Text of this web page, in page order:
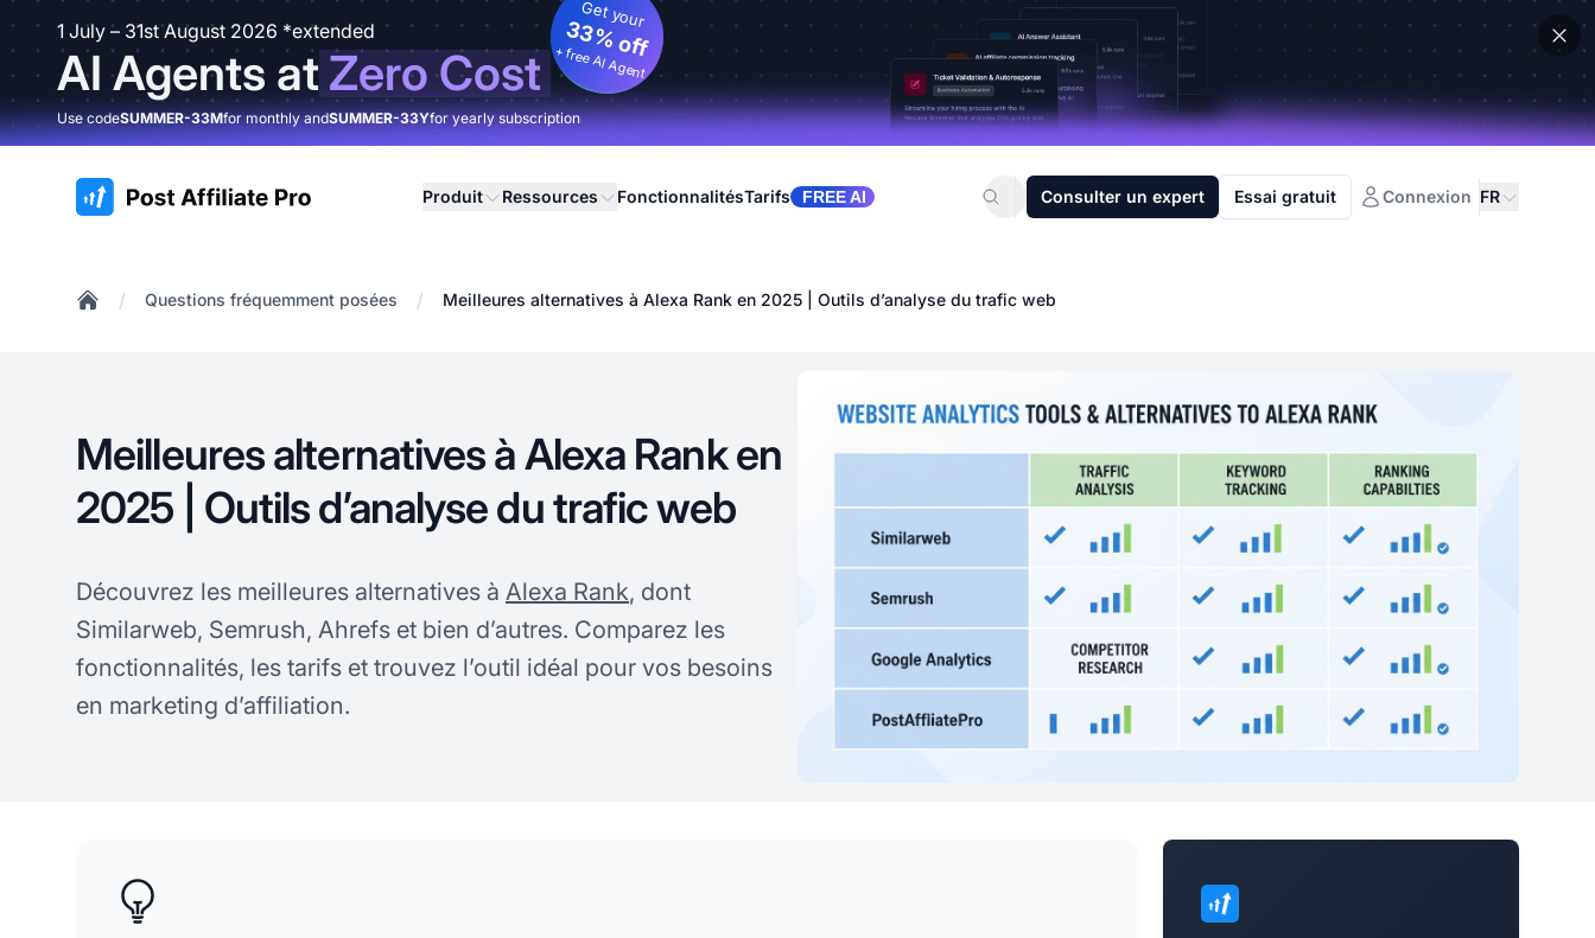
1 July – 31st August 2026 *extended
AI Agents atZero Cost
Get your
33% off
+ free AI Agent
Use codeSUMMER-33Mfor monthly andSUMMER-33Yfor yearly subscription
:site.title Produit Ressources FonctionnalitésTarifs FREE AI Consulter un expert Essai gratuit Connexion FR
/ Questions fréquemment posées / Meilleures alternatives à Alexa Rank en 2025 | Outils d’analyse du trafic web
Meilleures alternatives à Alexa Rank en
2025 | Outils d’analyse du trafic web
Découvrez les meilleures alternatives à Alexa Rank, dont
Similarweb, Semrush, Ahrefs et bien d’autres. Comparez les
fonctionnalités, les tarifs et trouvez l’outil idéal pour vos besoins
en marketing d’affiliation.